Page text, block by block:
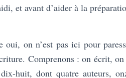
et avant d’aider à la
oui, on n’est pas ici pour
Comprenons : on écrit,
huit, dont quatre auteurs,